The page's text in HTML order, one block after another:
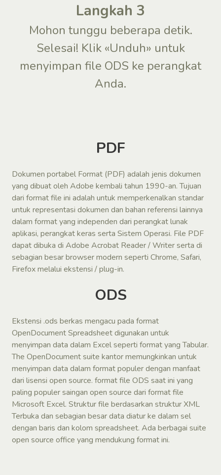
Langkah 3
Mohon tunggu beberapa detik.
Selesai! Klik «Unduh» untuk
menyimpan file ODS ke perangkat
Anda.
PDF
Dokumen portabel Format (PDF) adalah jenis dokumen
yang dibuat oleh Adobe kembali tahun 1990-an. Tujuan
dari format file ini adalah untuk memperkenalkan standar
untuk representasi dokumen dan bahan referensi lainnya
dalam format yang independen dari perangkat lunak
aplikasi, perangkat keras serta Sistem Operasi. File PDF
dapat dibuka di Adobe Acrobat Reader / Writer serta di
sebagian besar browser modern seperti Chrome, Safari,
Firefox melalui ekstensi / plug-in.
ODS
Ekstensi .ods berkas mengacu pada format
OpenDocument Spreadsheet digunakan untuk
menyimpan data dalam Excel seperti format yang Tabular.
The OpenDocument suite kantor memungkinkan untuk
menyimpan data dalam format populer dengan manfaat
dari lisensi open source. format file ODS saat ini yang
paling populer saingan open source dari format file
Microsoft Excel. Struktur file berdasarkan struktur XML
Terbuka dan sebagian besar data diatur ke dalam sel
dengan baris dan kolom spreadsheet. Ada berbagai suite
open source office yang mendukung format ini.